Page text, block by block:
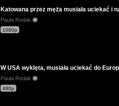
Katowana przez męża musiała uciekać i
Paula Rodak
1080p
W USA wyklęta, musiała uciekać do
Paula Rodak
480p